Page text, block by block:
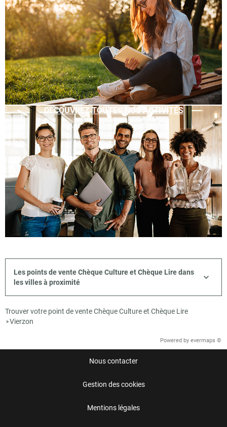
DÉCOUVREZ TOUTES NOS ACTIVITÉS
Les points de vente Chèque Culture et Chèque Lire dans
les villes à proximité
Trouver votre point de vente Chèque Culture et Chèque Lire
>Vierzon
Powered by evermaps ©
Nous contacter
Gestion des cookies
Mentions légales